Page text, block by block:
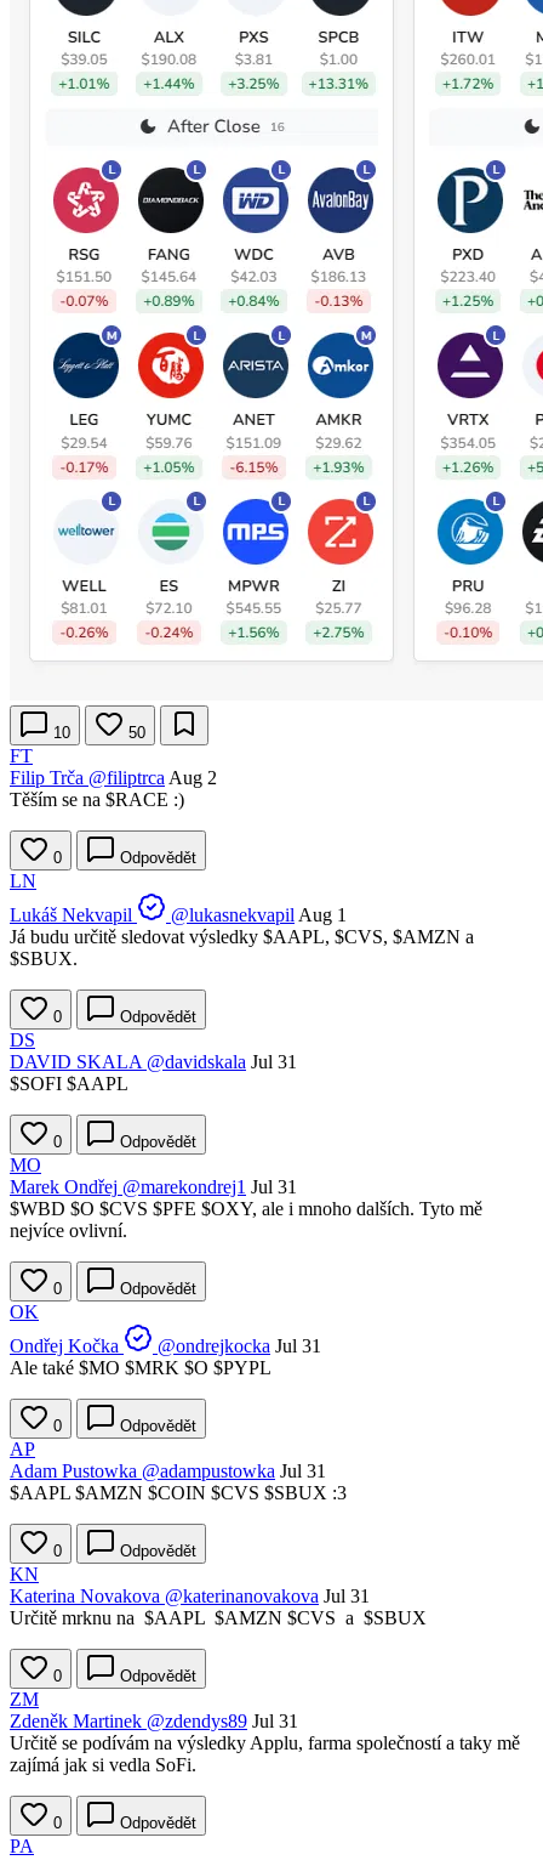
10 50
FT
Filip Trča @filiptrca Aug 2
Těším se na $RACE :)
0 Odpovědět
LN
Lukáš Nekvapil
@lukasnekvapil Aug 1
Já budu určitě sledovat výsledky $AAPL, $CVS, $AMZN a
$SBUX.
0 Odpovědět
DS
DAVID SKALA @davidskala Jul 31
$SOFI $AAPL
0 Odpovědět
MO
Marek Ondřej @marekondrej1 Jul 31
$WBD $O $CVS $PFE $OXY, ale i mnoho dalších. Tyto mě
nejvíce ovlivní.
0 Odpovědět
OK
Ondřej Kočka
@ondrejkocka Jul 31
Ale také $MO $MRK $O $PYPL
0 Odpovědět
AP
Adam Pustowka @adampustowka Jul 31
$AAPL $AMZN $COIN $CVS $SBUX :3
0 Odpovědět
KN
Katerina Novakova @katerinanovakova Jul 31
Určitě mrknu na $AAPL $AMZN $CVS a $SBUX
0 Odpovědět
ZM
Zdeněk Martinek @zdendys89 Jul 31
Určitě se podívám na výsledky Applu, farma společností a taky mě
zajímá jak si vedla SoFi.
0 Odpovědět
PA